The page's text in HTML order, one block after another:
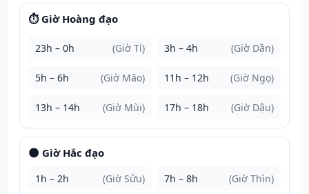
⏱️ Giờ Hoàng đạo
23h – 0h (Giờ Tí) 3h – 4h (Giờ Dần)
5h – 6h (Giờ Mão) 11h – 12h (Giờ Ngọ)
13h – 14h (Giờ Mùi) 17h – 18h (Giờ Dậu)
🌑 Giờ Hắc đạo
1h – 2h (Giờ Sửu) 7h – 8h (Giờ Thìn)